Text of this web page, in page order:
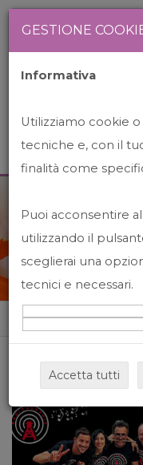
Home News&events
GESTIONE
Informativa
Utilizziamo cookie
tecniche e, con il
finalità come
Puoi acconsentire
utilizzando il
sceglierai una
tecnici e necessari.
Accetta tutti